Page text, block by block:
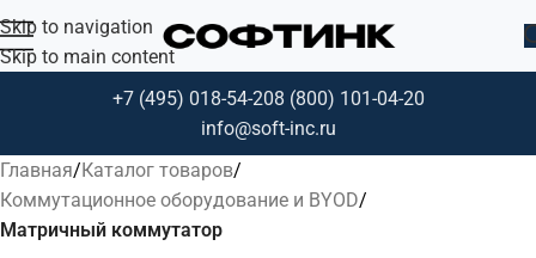
Skip to navigation
Skip to main content
+7 (495) 018-54-208 (800) 101-04-20
info@soft-inc.ru
Главная Каталог товаров
Коммутационное оборудование и BYOD
Матричный коммутатор